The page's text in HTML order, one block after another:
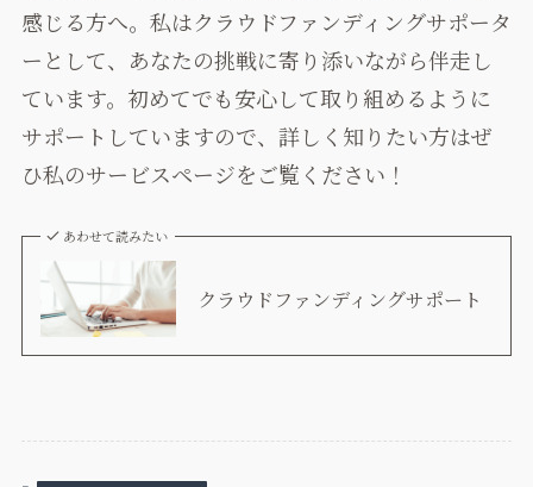
感じる方へ。私はクラウドファンディングサポータ
ーとして、あなたの挑戦に寄り添いながら伴走し
ています。初めてでも安心して取り組めるように
サポートしていますので、詳しく知りたい方はぜ
ひ私のサービスページをご覧ください！
あわせて読みたい
クラウドファンディングサポート